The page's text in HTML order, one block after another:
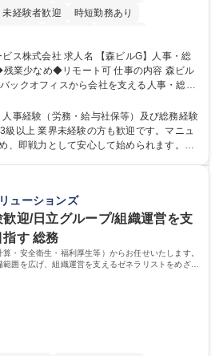
未経験者歓迎
時短勤務あり
長期歓迎 駅近5分以内 土日祝休み
【森ビルG】人事・総
◆リモート可 仕事の内容 森ビル
ックオフィスから会社を支える人事・総務
業務をバランスよく担当し、ゆくゆくは制
る、やりがいある環境です。 ■勤怠管
、年末調整等の労務管理全般 ■入退社手続
改定などのコア業務 ■社内イベントの企画
ているため、安心して成長できます。 募
務◆賞与5ヶ月◆年休120日◆残業少なめ◆
事経験（労務・給与社保等）及び総務経験
級以上 業界未経験の方も歓迎です。マニュ
、即戦力として安心して始められます。
長と組織への貢献度をダイレクトに実感で
モート可など、ワークライフバランスを保
これまでの幅広い経験を活かし、長期的な
向きな意欲と挑戦を全力で応援します。 学
専 短大 専修学校 高校 語学力： 資格：日商
日商簿記検定3級
ューションズ
歓迎/日立グループ/組織運営を支
す 総務
・安全衛生・福利厚生等）からお任せいたします。
囲を広げ、組織運営を支えるゼネラリストをめざせ